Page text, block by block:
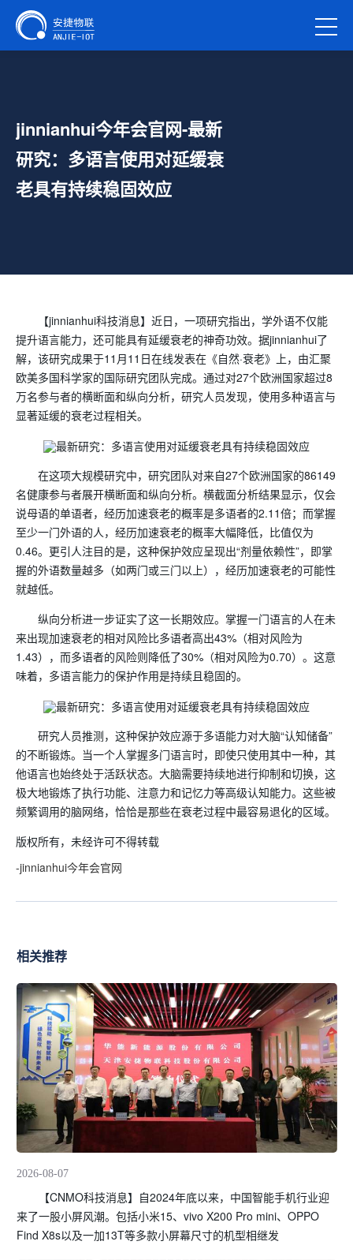
jinnianhui今年会官网-最新
研究：多语言使用对延缓衰
老具有持续稳固效应
【jinnianhui科技消息】近日，一项研究指出，学外语不仅能
提升语言能力，还可能具有延缓衰老的神奇功效。据jinnianhui了
解，该研究成果于11月11日在线发表在《自然·衰老》上，由汇聚
欧美多国科学家的国际研究团队完成。通过对27个欧洲国家超过8
万名参与者的横断面和纵向分析，研究人员发现，使用多种语言与
显著延缓的衰老过程相关。
在这项大规模研究中，研究团队对来自27个欧洲国家的86149
名健康参与者展开横断面和纵向分析。横截面分析结果显示，仅会
说母语的单语者，经历加速衰老的概率是多语者的2.11倍；而掌握
至少一门外语的人，经历加速衰老的概率大幅降低，比值仅为
0.46。更引人注目的是，这种保护效应呈现出“剂量依赖性”，即掌
握的外语数量越多（如两门或三门以上），经历加速衰老的可能性
就越低。
纵向分析进一步证实了这一长期效应。掌握一门语言的人在未
来出现加速衰老的相对风险比多语者高出43%（相对风险为
1.43），而多语者的风险则降低了30%（相对风险为0.70）。这意
味着，多语言能力的保护作用是持续且稳固的。
研究人员推测，这种保护效应源于多语能力对大脑“认知储备”
的不断锻炼。当一个人掌握多门语言时，即使只使用其中一种，其
他语言也始终处于活跃状态。大脑需要持续地进行抑制和切换，这
极大地锻炼了执行功能、注意力和记忆力等高级认知能力。这些被
频繁调用的脑网络，恰恰是那些在衰老过程中最容易退化的区域。
版权所有，未经许可不得转载
-jinnianhui今年会官网
相关推荐
2026-08-07
【CNMO科技消息】自2024年底以来，中国智能手机行业迎
来了一股小屏风潮。包括小米15、vivo X200 Pro mini、OPPO
Find X8s以及一加13T等多款小屏幕尺寸的机型相继发